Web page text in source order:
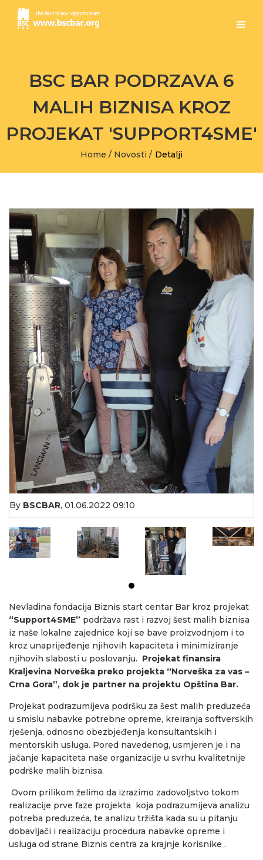
BSC BAR PODRZAVA 6
MALIH BIZNISA KROZ
PROJEKAT 'SUPPORT4SME'
Home / Novosti / Detalji
By BSCBAR, 01.06.2022 09:10
Nevladina fondacija Biznis start centar Bar kroz projekat
“Support4SME” podržava rast i razvoj šest malih biznisa
iz naše lokalne zajednice koji se bave proizvodnjom i to
kroz unaprijeđenje njihovih kapaciteta i minimiziranje
njihovih slabosti u poslovanju. Projekat finansira
Kraljevina Norveška preko projekta “Norveška za vas –
Crna Gora”, dok je partner na projektu Opština Bar.
Projekat podrazumijeva podršku za šest malih preduzeća
u smislu nabavke potrebne opreme, kreiranja softverskih
rješenja, odnosno obezbjeđenja konsultantskih i
mentorskih usluga. Pored navedenog, usmjeren je i na
jačanje kapaciteta naše organizacije u svrhu kvalitetnije
podrške malih biznisa.
Ovom prilikom želimo da izrazimo zadovoljstvo tokom
realizacije prve faze projekta koja podrazumijeva analizu
potreba preduzeća, te analizu tržišta kada su u pitanju
dobavljači i realizaciju procedura nabavke opreme i
usluga od strane Biznis centra za krajnje korisnike .